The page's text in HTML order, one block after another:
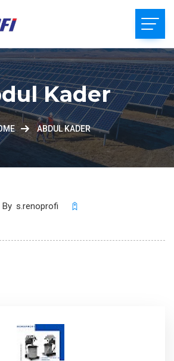
Kader
ABDUL KADER
By s.renoprofi